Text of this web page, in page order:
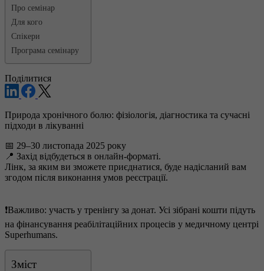
Про семінар
Для кого
Спікери
Програма семінару
Поділитися
Природа хронічного болю: фізіологія, діагностика та сучасні
підходи в лікуванні
📅 29–30 листопада 2025 року
📍 Захід відбудеться в онлайн-форматі.
Лінк, за яким ви зможете приєднатися, буде надісланий вам
згодом після виконання умов реєстрації.
❗️Важливо: участь у тренінгу за донат. Усі зібрані кошти підуть
на фінансування реабілітаційних процесів у медичному центрі
Superhumans.
Зміст